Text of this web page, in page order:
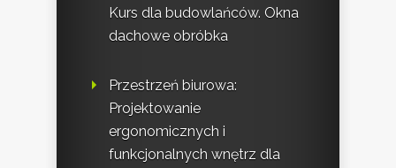
Kurs dla budowlańców. Okna
dachowe obróbka
Przestrzeń biurowa:
Projektowanie
ergonomicznych i
funkcjonalnych wnętrz dla